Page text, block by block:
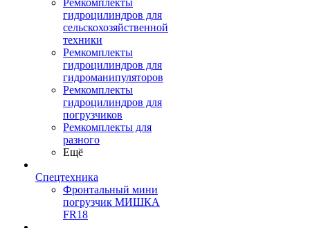
Ремкомплекты
гидроцилиндров для
сельскохозяйственной
техники
Ремкомплекты
гидроцилиндров для
гидроманипуляторов
Ремкомплекты
гидроцилиндров для
погрузчиков
Ремкомплекты для
разного
Ещё
Спецтехника
Фронтальный мини
погрузчик МИШКА
FR18